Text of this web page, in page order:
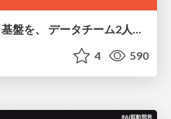
社内の7割が使うデータ基盤を、 データチーム2人で回すためにやったこと
4 590